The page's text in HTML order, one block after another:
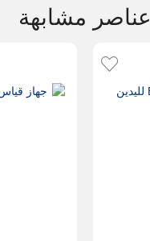
عناصر مشابهة